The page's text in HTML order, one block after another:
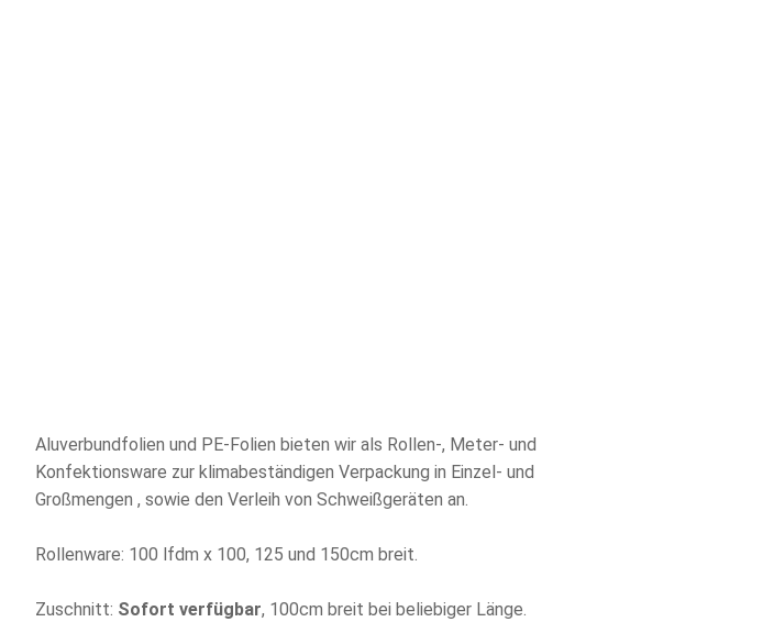
Aluverbundfolien und PE-Folien bieten wir als Rollen-, Meter- und
Konfektionsware zur klimabeständigen Verpackung in Einzel- und
Großmengen , sowie den Verleih von Schweißgeräten an.
Rollenware: 100 lfdm x 100, 125 und 150cm breit.
Zuschnitt: Sofort verfügbar, 100cm breit bei beliebiger Länge.